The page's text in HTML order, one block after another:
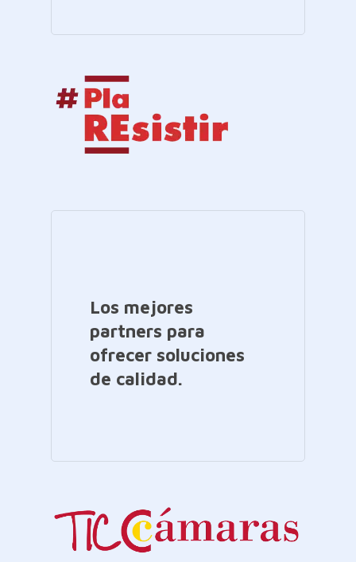
Los mejores
partners para
ofrecer soluciones
de calidad.